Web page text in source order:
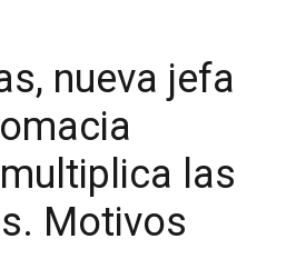
nueva jefa
las
Motivos